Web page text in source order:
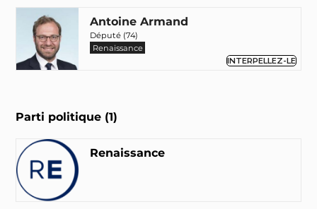
Antoine Armand
Député (74)
Renaissance
INTERPELLEZ-LE
Parti politique (1)
Renaissance